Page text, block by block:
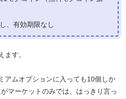
、有効期限なし
ます。
アムオプションに入っても10個しか
マーケットのみでは、はっきり言っ